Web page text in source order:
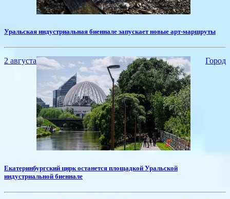
Уральская индустриальная биеннале запускает новые арт-маршруты
2 августа Город
​Екатеринбургский цирк останется площадкой Уральской
индустриальной биеннале